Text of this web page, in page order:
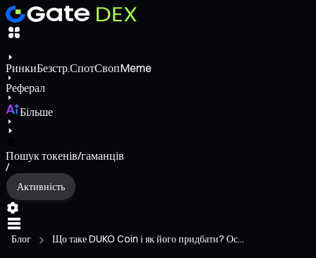
РинкиБезстр.СпотСвопMeme
Реферал
Більше
Пошук токенів/гаманців
/
Активність
Блог Що таке DUKO Coin і як його придбати? Ос...